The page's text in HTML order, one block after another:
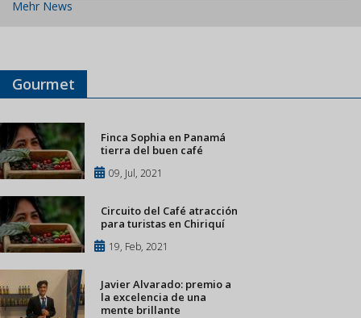
Mehr News
Gourmet
Finca Sophia en Panamá
tierra del buen café
09, Jul, 2021
Circuito del Café atracción
para turistas en Chiriquí
19, Feb, 2021
Javier Alvarado: premio a
la excelencia de una
mente brillante